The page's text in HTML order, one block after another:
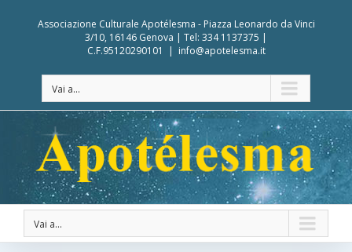
Associazione Culturale Apotélesma - Piazza Leonardo da Vinci
3/10, 16146 Genova | Tel: 334 1137375 |
C.F.95120290101
| info@apotelesma.it
Vai a...
Vai a...